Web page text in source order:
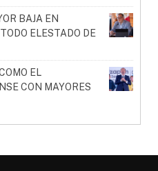
BAJA EN
ELESTADO DE
EL
CON MAYORES